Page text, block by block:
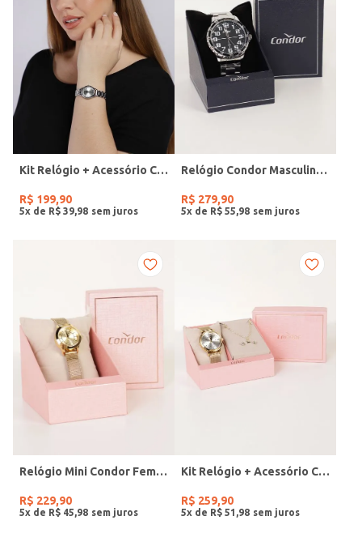
Kit Relógio + Acessório Condor Feminino PRATA
R$ 199,90
5x de R$ 39 98
Relógio Condor Masculino PRATA
R$ 279,90
5x de R$ 55 98
Relógio Mini Condor Feminino DOURADO
R$ 229,90
5x de R$ 45 98
Kit Relógio + Acessório Condor Feminino DOURADO
R$ 259,90
5x de R$ 51 98